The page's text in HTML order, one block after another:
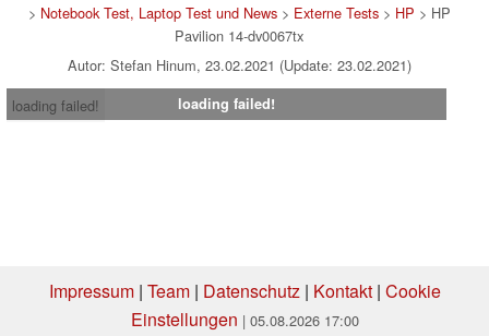
> Notebook Test, Laptop Test und News> Externe Tests> HP > HP
Pavilion 14-dv0067tx
Autor: Stefan Hinum, 23.02.2021 (Update: 23.02.2021)
loading failed!
loading failed!
Impressum| Team| Datenschutz| Kontakt| Cookie
Einstellungen | 05.08.2026 17:00